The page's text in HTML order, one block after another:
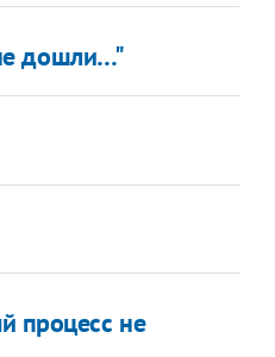
дошли…"
процесс не